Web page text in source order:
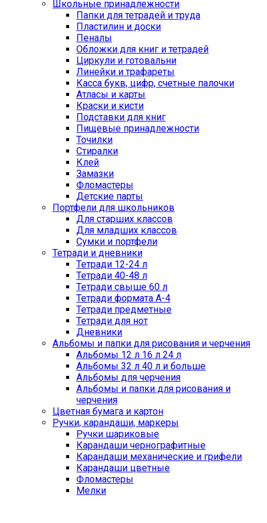
Школьные принадлежности
Папки для тетрадей и труда
Пластилин и доски
Пеналы
Обложки для книг и тетрадей
Циркули и готовальни
Линейки и трафареты
Касса букв, цифр, счетные палочки
Атласы и карты
Краски и кисти
Подставки для книг
Пищевые принадлежности
Точилки
Стиралки
Клей
Замазки
Фломастеры
Детские парты
Портфели для школьников
Для старших классов
Для младших классов
Сумки и портфели
Тетради и дневники
Тетради 12-24 л
Тетради 40-48 л
Тетради свыше 60 л
Тетради формата А-4
Тетради предметные
Тетради для нот
Дневники
Альбомы и папки для рисования и черчения
Альбомы 12 л 16 л 24 л
Альбомы 32 л 40 л и больше
Альбомы для черчения
Альбомы и папки для рисования и
черчения
Цветная бумага и картон
Ручки, карандаши, маркеры
Ручки шариковые
Карандаши чернографитные
Карандаши механические и грифели
Карандаши цветные
Фломастеры
Мелки